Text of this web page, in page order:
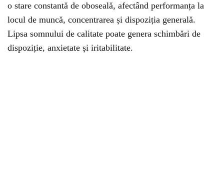
o stare constantă de oboseală, afectând performanța la
locul de muncă, concentrarea și dispoziția generală.
Lipsa somnului de calitate poate genera schimbări de
dispoziție, anxietate și iritabilitate.